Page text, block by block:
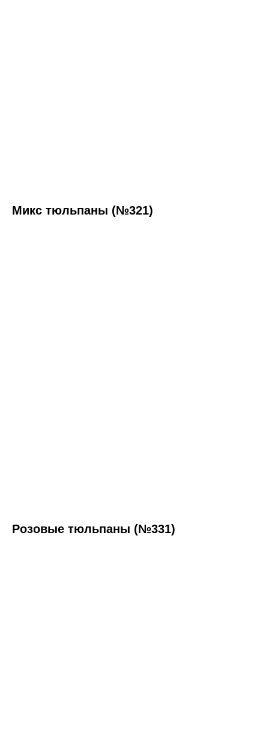
Микс тюльпаны (№321)
Розовые тюльпаны (№331)